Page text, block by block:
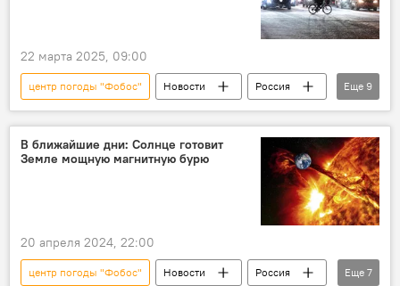
22 марта 2025, 09:00
центр погоды "Фобос" Новости
Россия
Москва
Атмосферное давление
Прогноз погоды
Рекорд
антициклоны
Дожди
Мокрый снег
Еще 9
В ближайшие дни: Солнце готовит
Земле мощную магнитную бурю
20 апреля 2024, 22:00
центр погоды "Фобос" Новости
Россия
Еще 7